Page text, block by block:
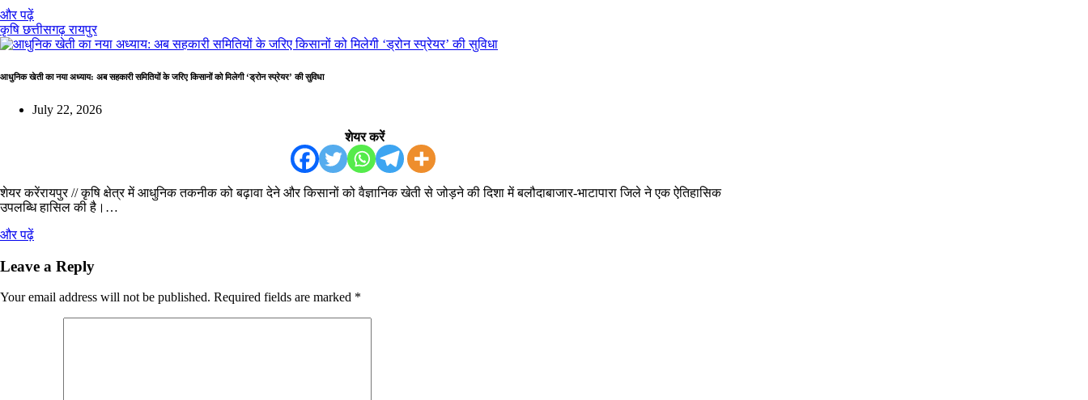
और पढ़ें
कृषिछत्तीसगढ़रायपुर
आधुनिक खेती का नया अध्याय: अब सहकारी समितियों के जरिए किसानों को मिलेगी ‘ड्रोन स्प्रेयर’ की सुविधा
July 22, 2026
शेयर करें
शेयर करेंरायपुर // कृषि क्षेत्र में आधुनिक तकनीक को बढ़ावा देने और किसानों को वैज्ञानिक खेती से जोड़ने की दिशा में बलौदाबाजार-भाटापारा जिले ने एक ऐतिहासिक
उपलब्धि हासिल की है।…
और पढ़ें
Leave a Reply
Your email address will not be published. Required fields are marked *